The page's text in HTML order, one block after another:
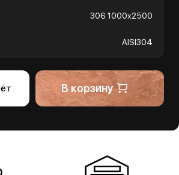
306 1000х2500
AISI304
В корзину